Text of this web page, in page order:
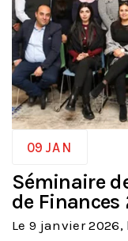
09 JAN
Séminaire
de Finances
Le 9 janvier